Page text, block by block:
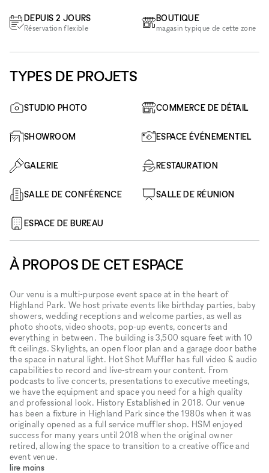
DEPUIS 2 JOURS
Réservation flexible
BOUTIQUE
magasin typique de cette zone
TYPES DE PROJETS
STUDIO PHOTO COMMERCE DE DÉTAIL
SHOWROOM ESPACE ÉVÉNEMENTIEL
GALERIE RESTAURATION
SALLE DE CONFÉRENCE SALLE DE RÉUNION
ESPACE DE BUREAU
À PROPOS DE CET ESPACE
Our venu is a multi-purpose event space at in the heart of
Highland Park. We host private events like birthday parties, baby
showers, wedding receptions and welcome parties, as well as
photo shoots, video shoots, pop-up events, concerts and
everything in between. The building is 3,500 square feet with 10
ft ceilings. Skylights, an open floor plan and a garage door bathe
the space in natural light. Hot Shot Muffler has full video & audio
capabilities to record and live-stream your content. From
podcasts to live concerts, presentations to executive meetings,
we have the equipment and space you need for a high quality
and professional look. History Established in 2018. Our venue
has been a fixture in Highland Park since the 1980s when it was
originally opened as a full service muffler shop. HSM enjoyed
success for many years until 2018 when the original owner
retired, allowing the space to transition to a creative office and
event venue.
lire moins